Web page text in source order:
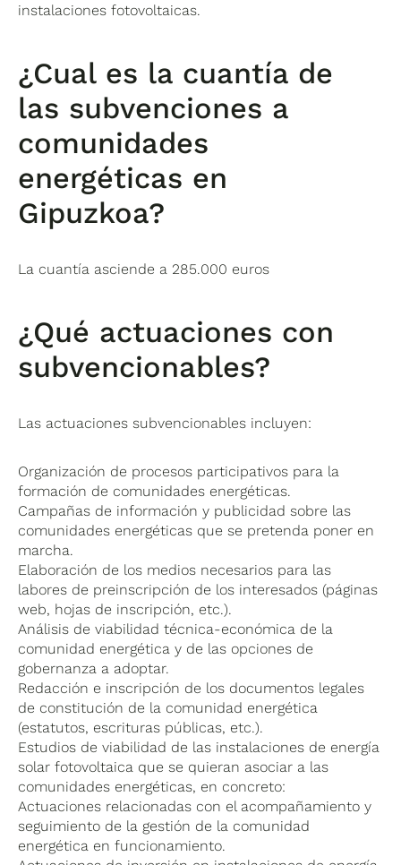
instalaciones fotovoltaicas.
¿Cual es la cuantía de
las subvenciones a
comunidades
energéticas en
Gipuzkoa?
La cuantía asciende a 285.000 euros
¿Qué actuaciones con
subvencionables?
Las actuaciones subvencionables incluyen:
Organización de procesos participativos para la
formación de comunidades energéticas.
Campañas de información y publicidad sobre las
comunidades energéticas que se pretenda poner en
marcha.
Elaboración de los medios necesarios para las
labores de preinscripción de los interesados (páginas
web, hojas de inscripción, etc.).
Análisis de viabilidad técnica-económica de la
comunidad energética y de las opciones de
gobernanza a adoptar.
Redacción e inscripción de los documentos legales
de constitución de la comunidad energética
(estatutos, escrituras públicas, etc.).
Estudios de viabilidad de las instalaciones de energía
solar fotovoltaica que se quieran asociar a las
comunidades energéticas, en concreto:
Actuaciones relacionadas con el acompañamiento y
seguimiento de la gestión de la comunidad
energética en funcionamiento.